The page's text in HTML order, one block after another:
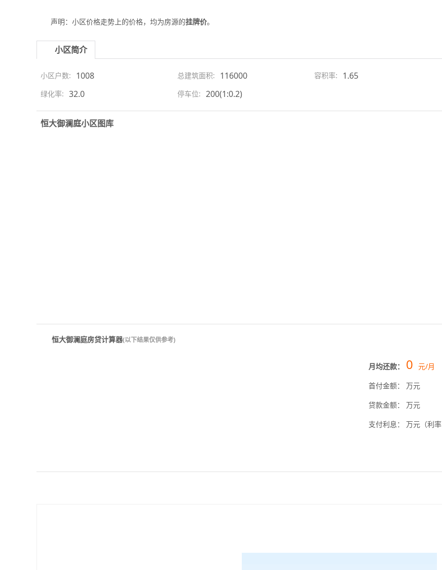
声明：小区价格走势上的价格，均为房源的挂牌价。
小区简介
小区户数: 1008 总建筑面积: 116000 容积率: 1.65
绿化率: 32.0 停车位: 200(1:0.2)
恒大御澜庭小区图库
恒大御澜庭房贷计算器(以下结果仅供参考)
月均还款： 0 元/月
首付金额： 万元
贷款金额：
万元
支付利息：
万元（利率